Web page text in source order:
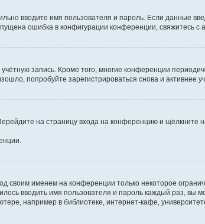
вводите имя пользователя и пароль. Если данные
ошибка в конфигурации конференции, свяжитесь с
запись. Кроме того, многие конференции
попробуйте зарегистрироваться снова и активнее
на страницу входа на конференцию и щёлкните
своим именем на конференции только некоторое
вводить имя пользователя и пароль каждый раз, вы
например в библиотеке, интернет-кафе,